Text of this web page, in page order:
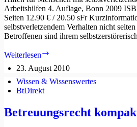
Arbeitshilfen 4. Auflage, Bonn 2009
Seiten 12.90 € / 20.50 sFr
selbstverletzendem Verhalten nicht
Betroffenen sind ihrem
Weiterlesen
Menschen
mit
23. August 2010
Wissen & Wissenswertes
BtDirekt
Betreuungsrecht